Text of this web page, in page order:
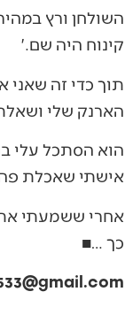
‬קינוח‭ ‬היה‭ ‬שם‮'‬‭.‬
‬הארנק‭ ‬שלי‭ ‬ושאלתי‭ ‬אותו‭ ‬כמה‭ ‬לשלם‭ ‬על‭ ‬הארוחה‭?‬
‬אישתי‭ ‬שאכלת‭ ‬פה‭ ‬אצלנו‭, ‬בכל‭ ‬פעם‭ ‬שתרצה‭ ‬אתה‭ ‬מוזמן‮"‬
‬כך‭… ‬■